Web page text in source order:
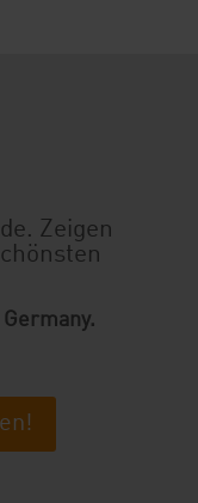
Zeigen